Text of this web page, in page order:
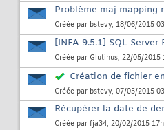
Problème maj mapping
Créée par bstevy, 18/06/2015
[INFA 9.5.1] SQL
Créée par Glutinus, 22/05/2015
Création de fichier
Créée par bstevy, 07/05/2015
Récupérer la date de
Créée par fja34, 20/02/2015